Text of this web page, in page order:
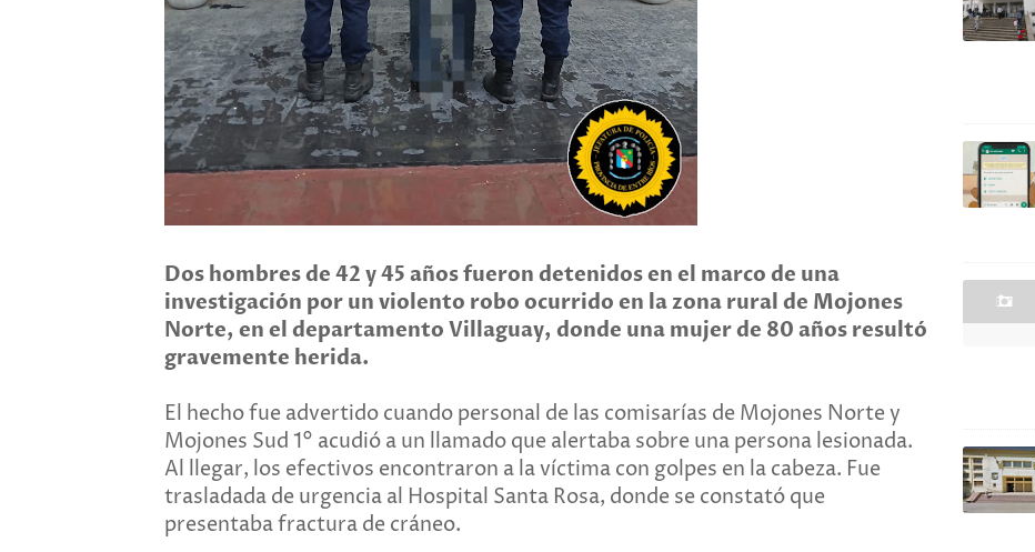
Dos hombres de 42 y 45 años fueron detenidos en el marco de una
investigación por un violento robo ocurrido en la zona rural de Mojones
Norte, en el departamento Villaguay, donde una mujer de 80 años resultó
gravemente herida.
El hecho fue advertido cuando personal de las comisarías de Mojones Norte y
Mojones Sud 1° acudió a un llamado que alertaba sobre una persona lesionada.
Al llegar, los efectivos encontraron a la víctima con golpes en la cabeza. Fue
trasladada de urgencia al Hospital Santa Rosa, donde se constató que
presentaba fractura de cráneo.